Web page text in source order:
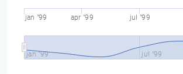
jan "99 apr "99 jul "99
jan "99 jul "99